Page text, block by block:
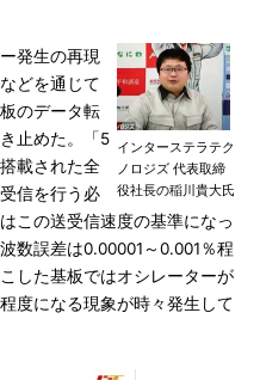
インターステラテク
ノロジズ 代表取締
役社長の稲川貴大氏
発生の再現
どを通じて
のデータ転
止めた。「5
載された全
信を行う必
この送受信速度の基準になっ
数誤差は0.00001～0.001％程
した基板ではオシレーターが
度になる現象が時々発生して